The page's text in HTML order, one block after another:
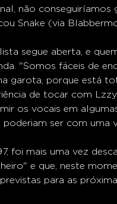
não conseguiríamos
Snake (via
segue aberta, e
"Somos fáceis de
garota, porque está
de tocar com
os vocais em
ser com uma
foi mais uma vez
e que, neste
para as